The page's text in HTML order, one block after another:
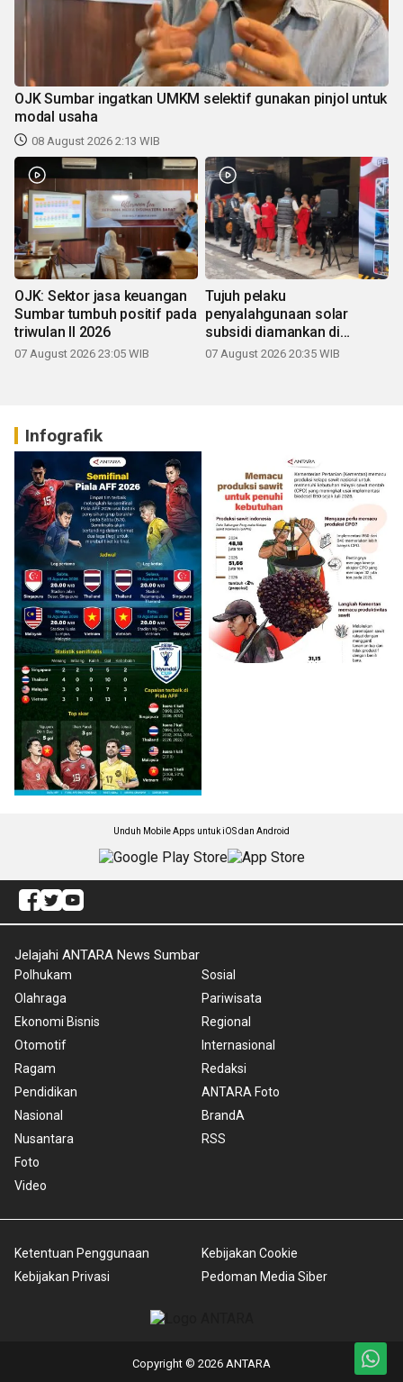
OJK Sumbar ingatkan UMKM selektif gunakan pinjol untuk
modal usaha
08 August 2026 2:13 WIB
OJK: Sektor jasa keuangan
Sumbar tumbuh positif pada
triwulan II 2026
07 August 2026 23:05 WIB
Tujuh pelaku
penyalahgunaan solar
subsidi diamankan di
Sumbar
07 August 2026 20:35 WIB
Infografik
Unduh Mobile Apps untuk iOS dan Android
Jelajahi ANTARA News Sumbar
Polhukam
Olahraga
Ekonomi Bisnis
Otomotif
Ragam
Pendidikan
Nasional
Nusantara
Foto
Video
Sosial
Pariwisata
Regional
Internasional
Redaksi
ANTARA Foto
BrandA
RSS
Ketentuan Penggunaan
Kebijakan Privasi
Kebijakan Cookie
Pedoman Media Siber
Copyright © 2026 ANTARA